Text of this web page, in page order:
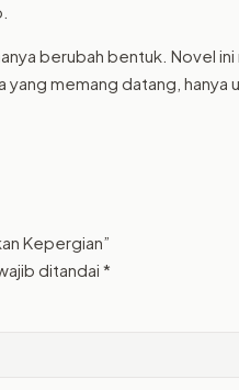
berubah bentuk. Novel
memang datang, hanya
Kepergian”
ditandai *